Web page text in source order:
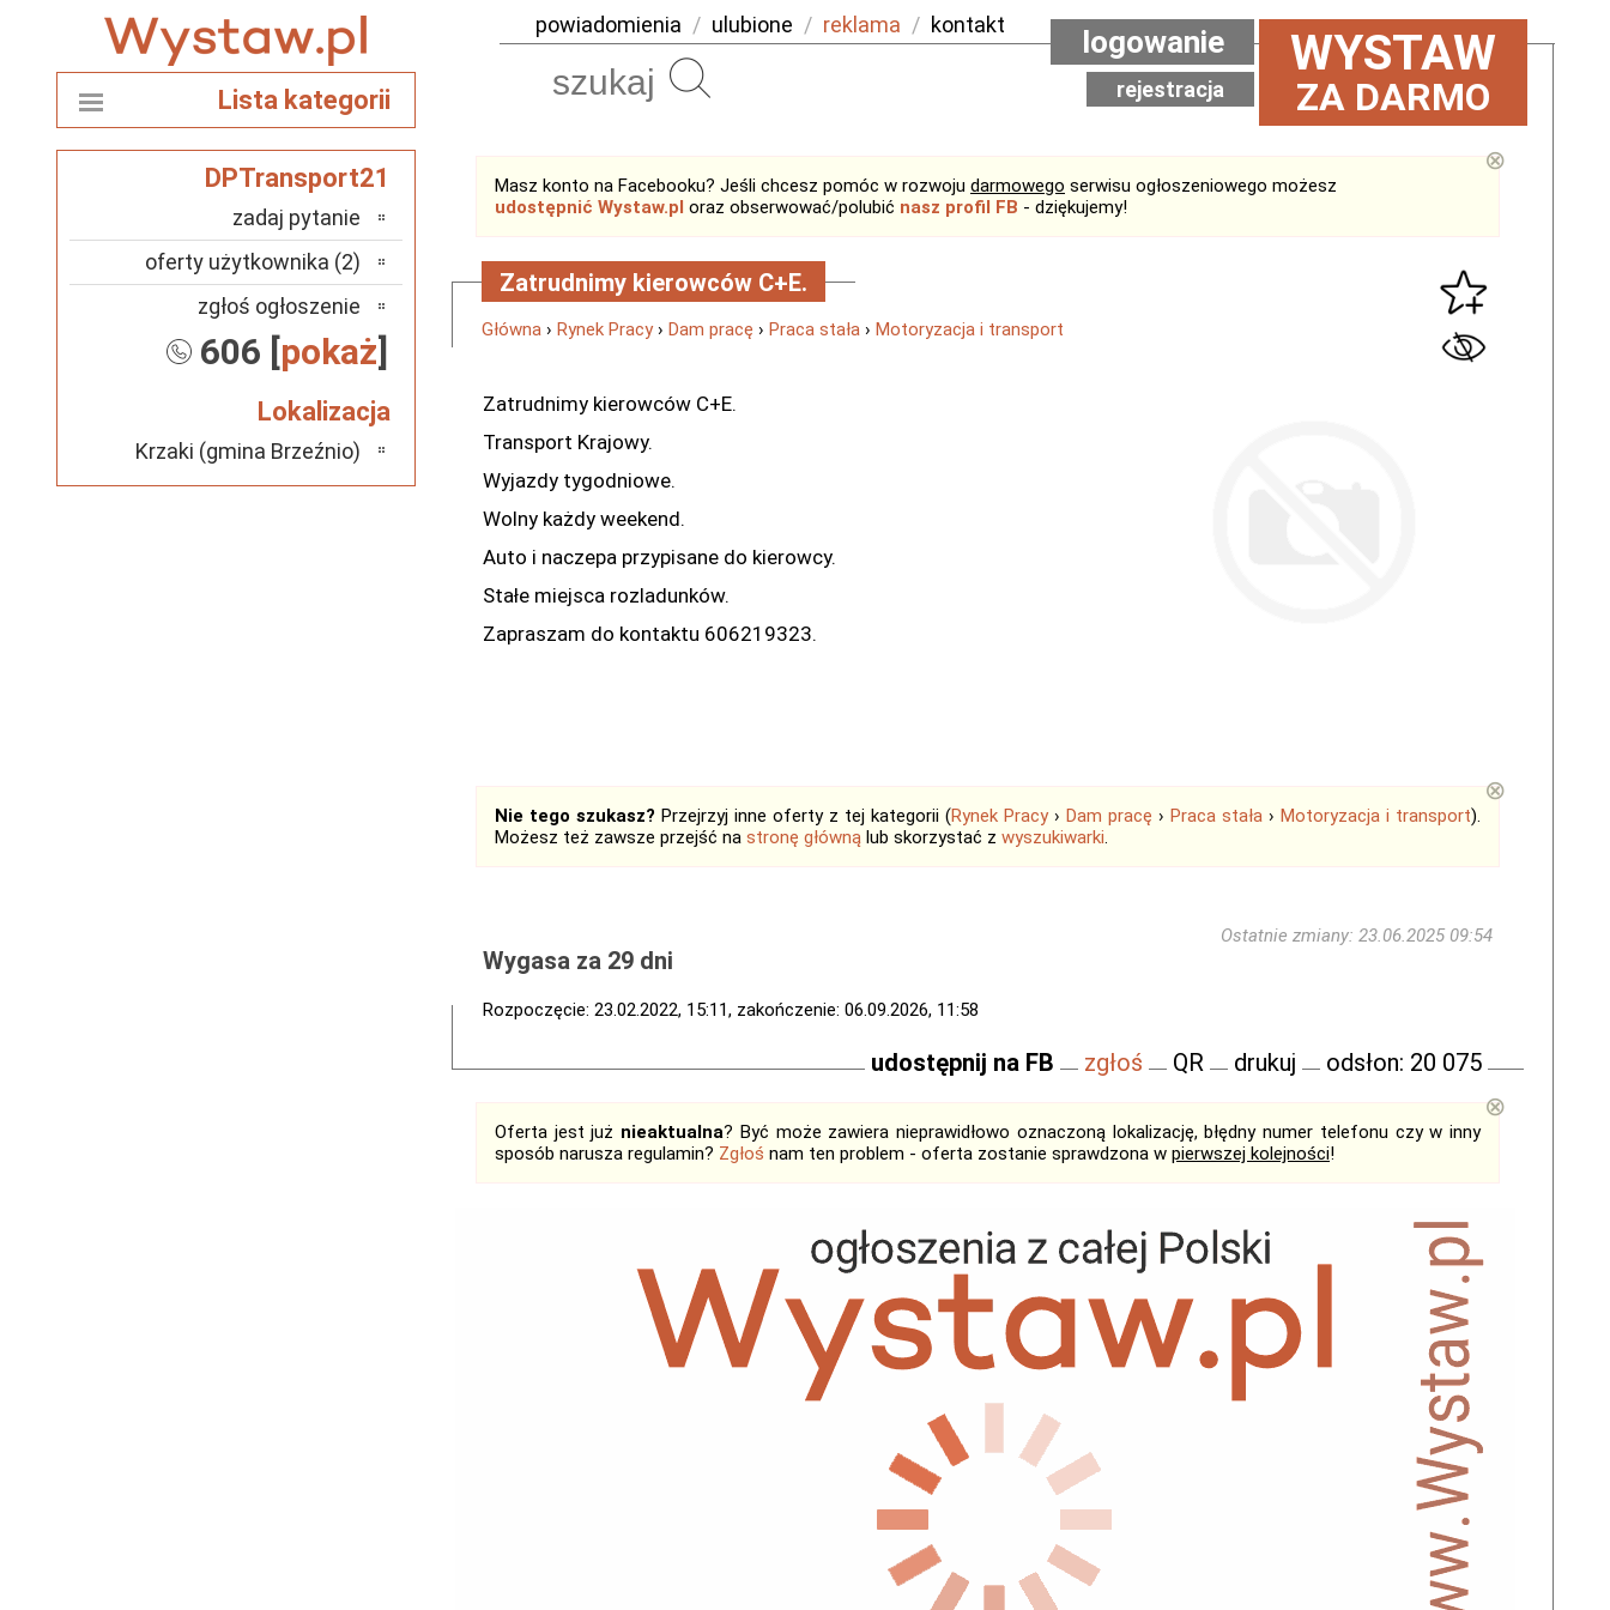
powiadomienia / ulubione / reklama / kontakt WYSTAW
ZA DARMO
logowanie
rejestracja
Masz konto na Facebooku? Jeśli chcesz pomóc w rozwoju darmowego serwisu ogłoszeniowego możesz
udostępnić Wystaw.pl oraz obserwować/polubić nasz profil FB - dziękujemy!
⊗
Zatrudnimy kierowców C+E.
Główna › Rynek Pracy› Dam pracę › Praca stała › Motoryzacja i transport
Zatrudnimy kierowców C+E.
Transport Krajowy.
Wyjazdy tygodniowe.
Wolny każdy weekend.
Auto i naczepa przypisane do kierowcy.
Stałe miejsca rozladunków.
Zapraszam do kontaktu 606219323.
Nie tego szukasz? Przejrzyj inne oferty z tej kategorii (Rynek Pracy› Dam pracę › Praca stała › Motoryzacja i transport).
Możesz też zawsze przejść na stronę główną lub skorzystać z wyszukiwarki.
⊗
Ostatnie zmiany: 23.06.2025 09:54
Wygasa za 29 dni
Rozpoczęcie: 23.02.2022, 15:11, zakończenie: 06.09.2026, 11:58
udostępnij na FB zgłoś QR drukuj odsłon: 20 075
Oferta jest już nieaktualna? Być może zawiera nieprawidłowo oznaczoną lokalizację, błędny numer telefonu czy w inny
sposób narusza regulamin? Zgłoś nam ten problem - oferta zostanie sprawdzona w pierwszej kolejności!
⊗
Lista kategorii
DPTransport21
zadaj pytanie
oferty użytkownika (2)
zgłoś ogłoszenie
606 [pokaż]
Lokalizacja
Krzaki (gmina Brzeźnio)